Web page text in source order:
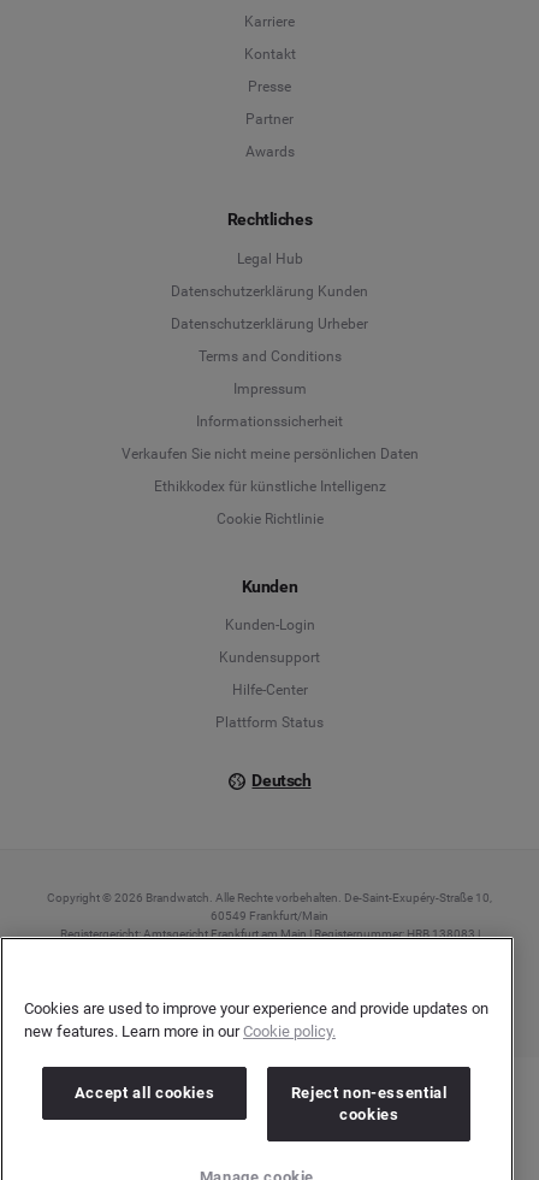
Karriere
Kontakt
Presse
Partner
Awards
Rechtliches
Legal Hub
Datenschutzerklärung Kunden
Datenschutzerklärung Urheber
Terms and Conditions
Impressum
Informationssicherheit
Verkaufen Sie nicht meine persönlichen Daten
Ethikkodex für künstliche Intelligenz
Cookie Richtlinie
Kunden
Kunden-Login
Kundensupport
Hilfe-Center
Plattform Status
Deutsch
Deutsch
English
Copyright © 2026 Brandwatch. Alle Rechte vorbehalten. De-Saint-Exupéry-Straße 10,
60549 Frankfurt/Main
Registergericht: Amtsgericht Frankfurt am Main | Registernummer: HRB 138083 |
Cookies are used to improve your experience and provide updates on
new features. Learn more in ourCookie policy.
Accept all cookies
Reject non-essential
cookies